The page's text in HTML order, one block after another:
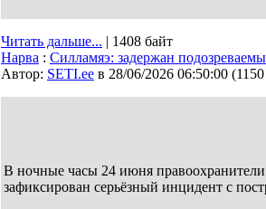
Читать дальше... | 1408 байт
Нарва : Силламяэ: задержан
Автор: SETI.ee в 28/06/2026 06:50:00 (
В ночные часы 24 июня
зафиксирован серьёзный инцидент с